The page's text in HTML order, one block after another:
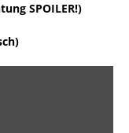
SPOILER!)